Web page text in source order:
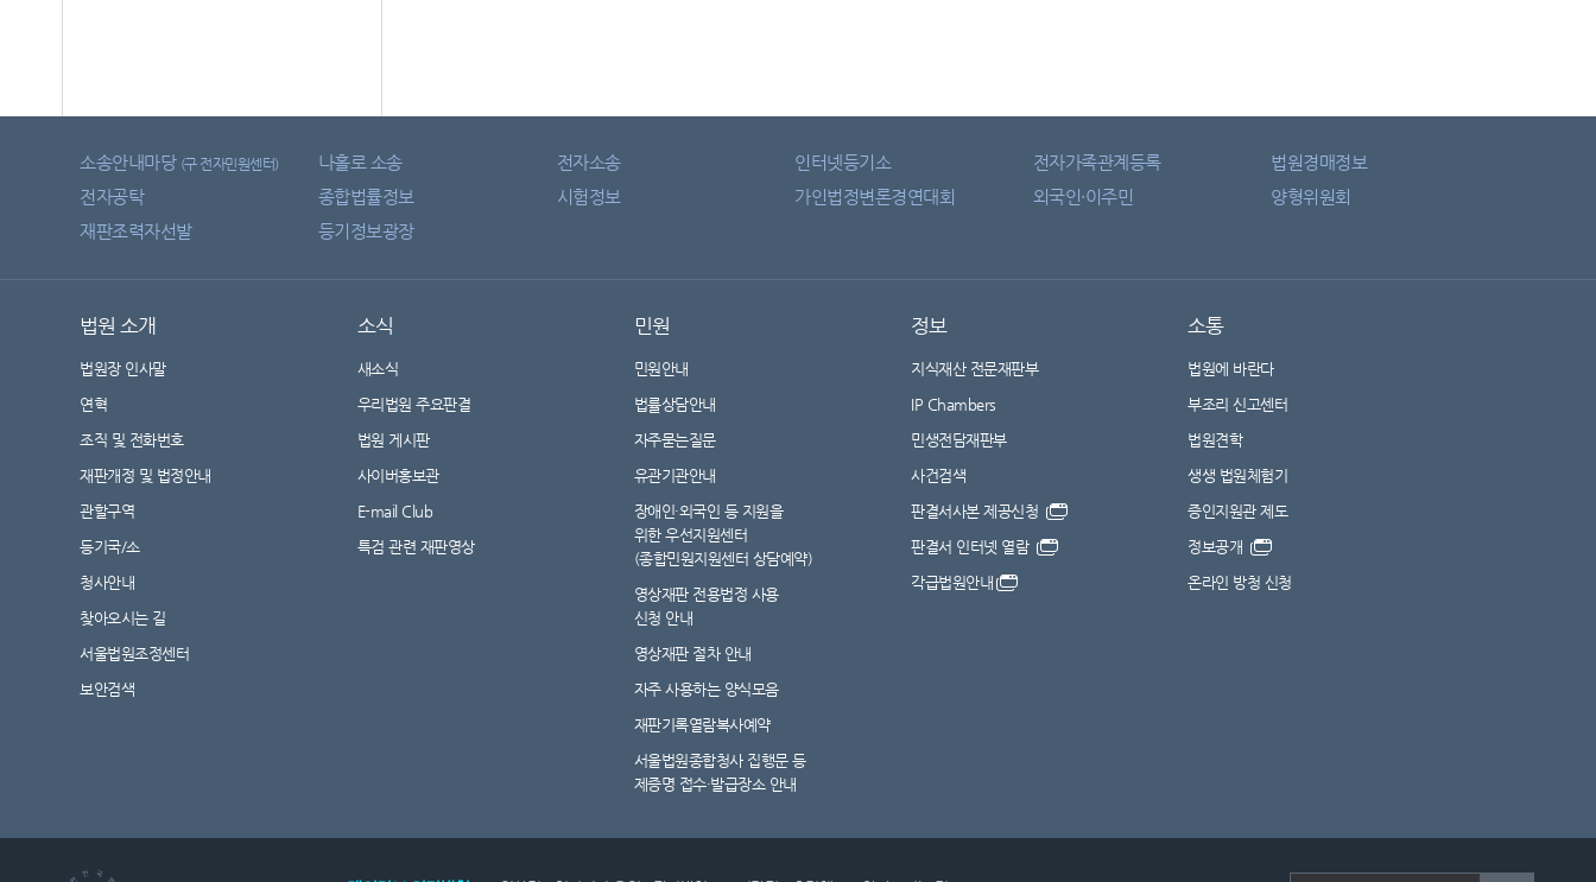
소송안내마당 (구 전자민원센터) 나홀로 소송 전자소송 인터넷등기소 전자가족관계등록
법원경매정보
전자공탁
종합법률정보 시험정보 가인법정변론경연대회 외국인·이주민
양형위원회
재판조력자선발
등기정보광장
법원 소개
법원장 인사말
연혁
조직 및 전화번호
재판개정 및 법정안내
관할구역
등기국/소
청사안내
찾아오시는 길
서울법원조정센터
보안검색
소식
새소식
우리법원 주요판결
법원 게시판
사이버홍보관
E-mail Club
특검 관련 재판영상
민원
민원안내
법률상담안내
자주묻는질문
유관기관안내
장애인·외국인 등 지원을
위한 우선지원센터
(종합민원지원센터 상담예약)
영상재판 전용법정 사용
신청 안내
영상재판 절차 안내
자주 사용하는 양식모음
재판기록열람복사예약
서울법원종합청사 집행문 등
제증명 접수·발급장소 안내
정보
지식재산 전문재판부
IP Chambers
민생전담재판부
사건검색
판결서사본 제공신청
판결서 인터넷 열람
각급법원안내
소통
법원에 바란다
부조리 신고센터
법원견학
생생 법원체험기
증인지원관 제도
정보공개
온라인 방청 신청